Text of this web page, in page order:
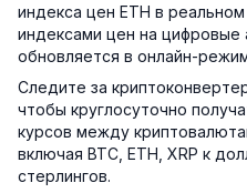
индекса цен ETH в
индексами цен на цифровые
обновляется в онлайн-
Следите за
чтобы круглосуточно
курсов между
включая BTC, ETH, XRP к
стерлингов.